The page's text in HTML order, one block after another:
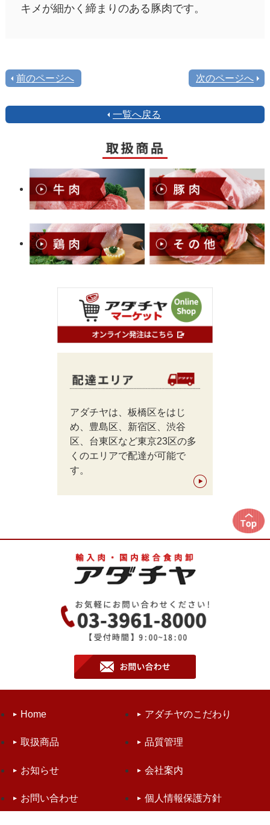
キメが細かく締まりのある豚肉です。
前のページへ 次のページへ
一覧へ戻る
アダチヤは、板橋区をはじ
め、豊島区、新宿区、渋谷
区、台東区など東京23区の多
くのエリアで配達が可能で
す。
Home アダチヤのこだわり
取扱商品 品質管理
お知らせ 会社案内
お問い合わせ 個人情報保護方針